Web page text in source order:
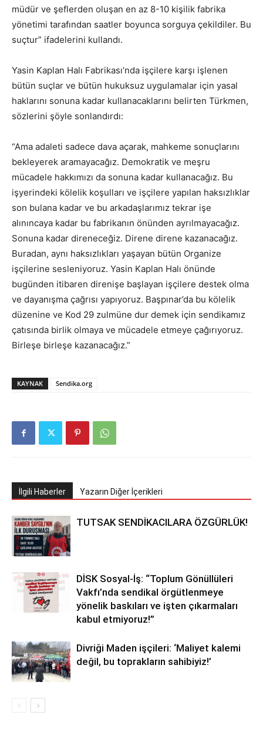
müdür ve şeflerden oluşan en az 8-10 kişilik fabrika
yönetimi tarafından saatler boyunca sorguya çekildiler. Bu
suçtur” ifadelerini kullandı.
Yasin Kaplan Halı Fabrikası’nda işçilere karşı işlenen
bütün suçlar ve bütün hukuksuz uygulamalar için yasal
haklarını sonuna kadar kullanacaklarını belirten Türkmen,
sözlerini şöyle sonlandırdı:
“Ama adaleti sadece dava açarak, mahkeme sonuçlarını
bekleyerek aramayacağız. Demokratik ve meşru
mücadele hakkımızı da sonuna kadar kullanacağız. Bu
işyerindeki kölelik koşulları ve işçilere yapılan haksızlıklar
son bulana kadar ve bu arkadaşlarımız tekrar işe
alınıncaya kadar bu fabrikanın önünden ayrılmayacağız.
Sonuna kadar direneceğiz. Direne direne kazanacağız.
Buradan, aynı haksızlıkları yaşayan bütün Organize
işçilerine sesleniyoruz. Yasin Kaplan Halı önünde
bugünden itibaren direnişe başlayan işçilere destek olma
ve dayanışma çağrısı yapıyoruz. Başpınar’da bu kölelik
düzenine ve Kod 29 zulmüne dur demek için sendikamız
çatısında birlik olmaya ve mücadele etmeye çağırıyoruz.
Birleşe birleşe kazanacağız.”
KAYNAK Sendika.org
İlgili Haberler Yazarın Diğer İçerikleri
TUTSAK SENDİKACILARA ÖZGÜRLÜK!
DİSK Sosyal-İş: “Toplum Gönüllüleri
Vakfı’nda sendikal örgütlenmeye
yönelik baskıları ve işten çıkarmaları
kabul etmiyoruz!”
Divriği Maden işçileri: ‘Maliyet kalemi
değil, bu toprakların sahibiyiz!’